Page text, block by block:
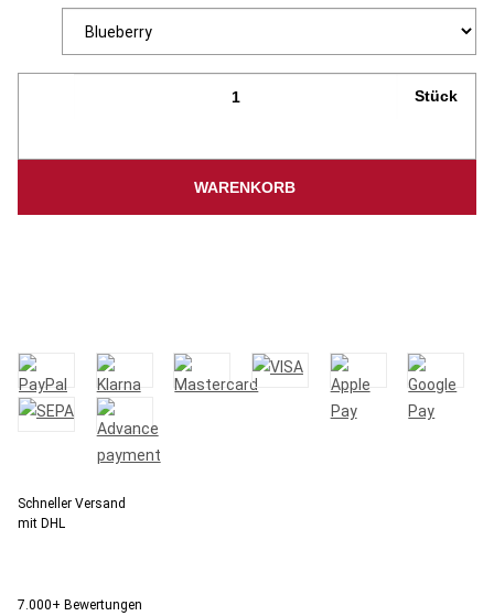
Stück
WARENKORB
Schneller Versand
mit DHL
7.000+ Bewertungen